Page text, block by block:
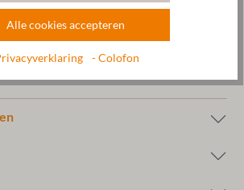
Alle cookies accepteren
- Colofon